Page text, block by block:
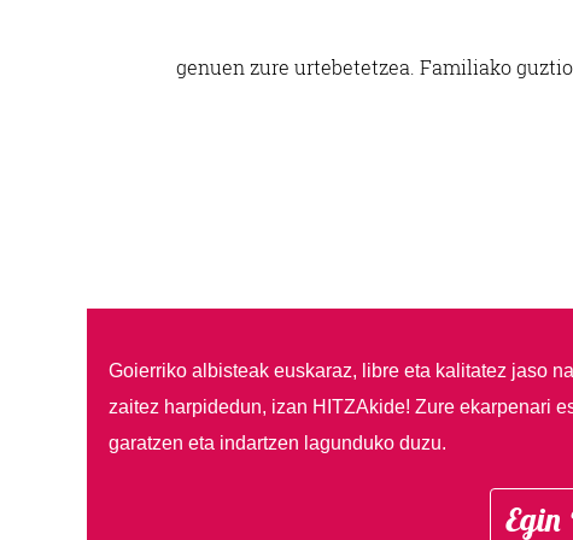
genuen zure urtebetetzea. Familiako
Goierriko albisteak euskaraz, libre eta kalitatez jaso
zaitez harpidedun, izan HITZAkide! Zure ekarpenari
garatzen eta indartzen lagunduko duzu.